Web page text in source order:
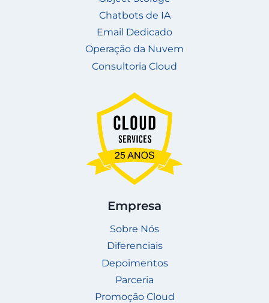
Chatbots de IA
Email Dedicado
Operação da Nuvem
Consultoria Cloud
Empresa
Sobre Nós
Diferenciais
Depoimentos
Parceria
Promoção Cloud